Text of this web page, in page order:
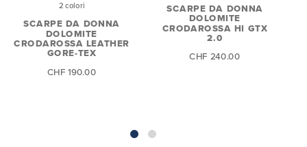
2 colori
SCARPE DA DONNA
DOLOMITE
CRODAROSSA LEATHER
GORE-TEX
CHF 190.00
SCARPE DA DONNA
DOLOMITE
CRODAROSSA HI GTX
2.0
CHF 240.00